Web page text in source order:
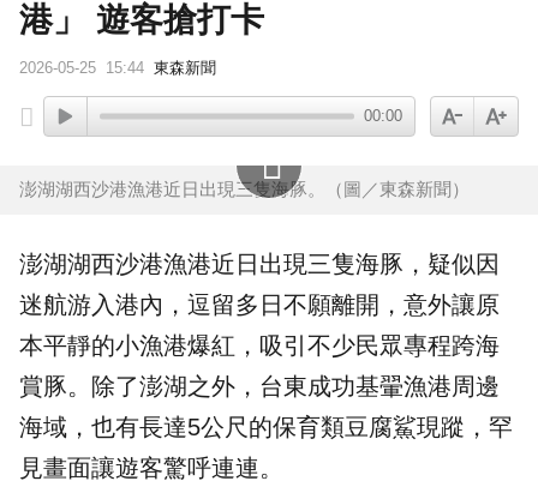
港」 遊客搶打卡
2026-05-25 15:44 東森新聞
00:00
澎湖湖西沙港漁港近日出現三隻海豚。（圖／東森新聞）
澎湖湖西沙港漁港近日出現三隻海豚 ，疑似因
迷航游入港內，逗留多日不願離開，意外讓原
本平靜的小漁港爆紅，吸引不少民眾專程跨海
賞豚。除了澎湖之外，台東成功基翬漁港周邊
海域，也有長達5公尺的保育類豆腐鯊現蹤，罕
見畫面讓遊客驚呼連連。